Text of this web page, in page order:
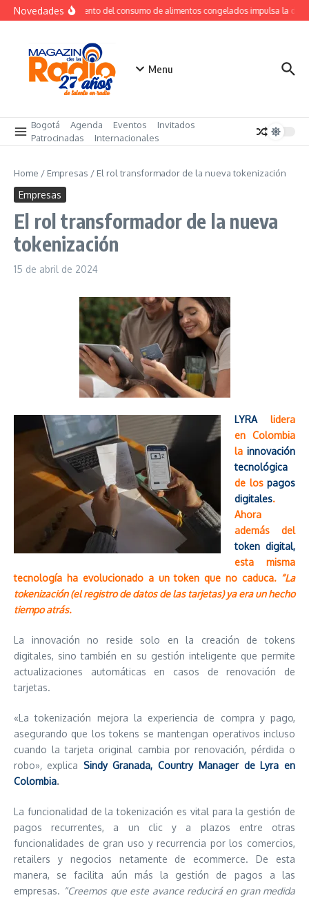
Saltar al contenido
NovedadesCrecimiento del consumo de alimentos congelados impulsa la
Menu
Bogotá Agenda Eventos
Invitados
Patrocinadas
Internacionales
Home / Empresas / El rol transformador de la nueva tokenización
Empresas
El rol transformador de la nueva
tokenización
15 de abril de 2024
LYRA lidera
en Colombia
la innovación
tecnológica
de los pagos
digitales.
Ahora
además del
token digital,
esta misma
tecnología ha evolucionado a un token que no caduca. “La
tokenización (el registro de datos de las tarjetas) ya era un hecho
tiempo atrás.
La innovación no reside solo en la creación de tokens
digitales, sino también en su gestión inteligente que permite
actualizaciones automáticas en casos de renovación de
tarjetas.
«La tokenización mejora la experiencia de compra y pago,
asegurando que los tokens se mantengan operativos incluso
cuando la tarjeta original cambia por renovación, pérdida o
robo», explica Sindy Granada, Country Manager de Lyra en
Colombia.
La funcionalidad de la tokenización es vital para la gestión de
pagos recurrentes, a un clic y a plazos entre otras
funcionalidades de gran uso y recurrencia por los comercios,
retailers y negocios netamente de ecommerce. De esta
manera, se facilita aún más la gestión de pagos a las
empresas. “Creemos que este avance reducirá en gran medida